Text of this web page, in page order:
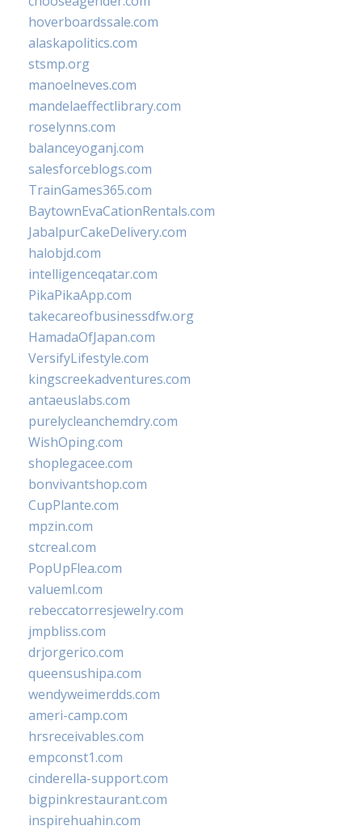
hoverboardssale.com
alaskapolitics.com
stsmp.org
manoelneves.com
mandelaeffectlibrary.com
roselynns.com
balanceyoganj.com
salesforceblogs.com
TrainGames365.com
BaytownEvaCationRentals.com
JabalpurCakeDelivery.com
halobjd.com
intelligenceqatar.com
PikaPikaApp.com
takecareofbusinessdfw.org
HamadaOfJapan.com
VersifyLifestyle.com
kingscreekadventures.com
antaeuslabs.com
purelycleanchemdry.com
WishOping.com
shoplegacee.com
bonvivantshop.com
CupPlante.com
mpzin.com
stcreal.com
PopUpFlea.com
valueml.com
rebeccatorresjewelry.com
jmpbliss.com
drjorgerico.com
queensushipa.com
wendyweimerdds.com
ameri-camp.com
hrsreceivables.com
empconst1.com
cinderella-support.com
bigpinkrestaurant.com
inspirehuahin.com